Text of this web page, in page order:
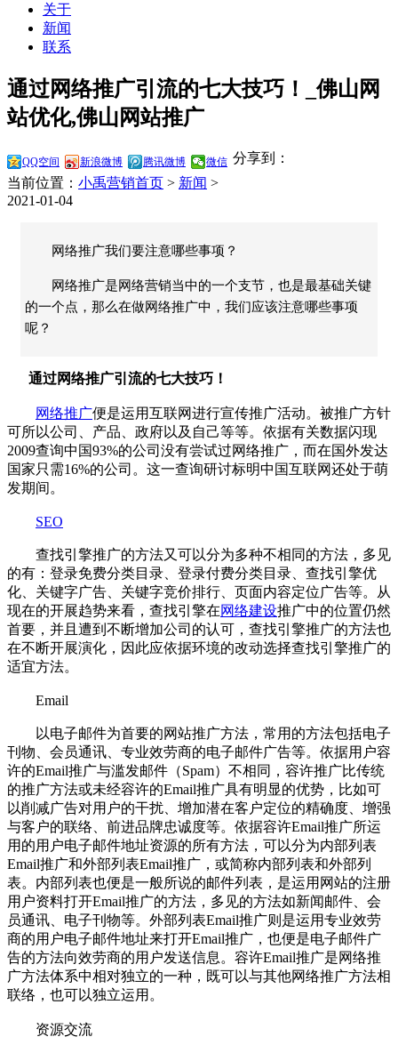
关于
新闻
联系
通过网络推广引流的七大技巧！_佛山网
站优化,佛山网站推广
分享到：
QQ空间 新浪微博 腾讯微博 微信
当前位置： 小禹营销首页 > 新闻 >
2021-01-04
网络推广我们要注意哪些事项？
网络推广是网络营销当中的一个支节，也是最基础关键
的一个点，那么在做网络推广中，我们应该注意哪些事项
呢？
通过网络推广引流的七大技巧！
网络推广便是运用互联网进行宣传推广活动。被推广方针
可所以公司、产品、政府以及自己等等。依据有关数据闪现
2009查询中国93%的公司没有尝试过网络推广，而在国外发达
国家只需16%的公司。这一查询研讨标明中国互联网还处于萌
发期间。
SEO
查找引擎推广的方法又可以分为多种不相同的方法，多见
的有：登录免费分类目录、登录付费分类目录、查找引擎优
化、关键字广告、关键字竞价排行、页面内容定位广告等。从
现在的开展趋势来看，查找引擎在网络建设推广中的位置仍然
首要，并且遭到不断增加公司的认可，查找引擎推广的方法也
在不断开展演化，因此应依据环境的改动选择查找引擎推广的
适宜方法。
Email
以电子邮件为首要的网站推广方法，常用的方法包括电子
刊物、会员通讯、专业效劳商的电子邮件广告等。依据用户容
许的Email推广与滥发邮件（Spam）不相同，容许推广比传统
的推广方法或未经容许的Email推广具有明显的优势，比如可
以削减广告对用户的干扰、增加潜在客户定位的精确度、增强
与客户的联络、前进品牌忠诚度等。依据容许Email推广所运
用的用户电子邮件地址资源的所有方法，可以分为内部列表
Email推广和外部列表Email推广，或简称内部列表和外部列
表。内部列表也便是一般所说的邮件列表，是运用网站的注册
用户资料打开Email推广的方法，多见的方法如新闻邮件、会
员通讯、电子刊物等。外部列表Email推广则是运用专业效劳
商的用户电子邮件地址来打开Email推广，也便是电子邮件广
告的方法向效劳商的用户发送信息。容许Email推广是网络推
广方法体系中相对独立的一种，既可以与其他网络推广方法相
联络，也可以独立运用。
资源交流